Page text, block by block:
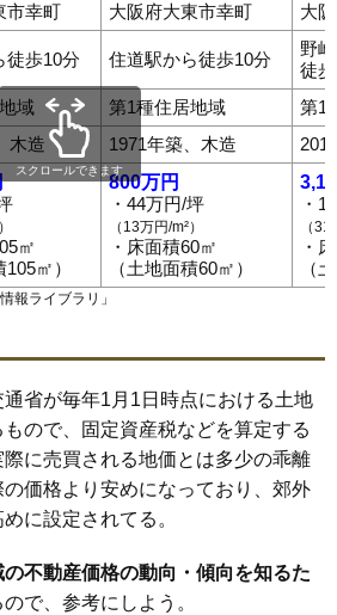
市幸町 大阪府大東市幸町 大
徒歩10分 住道駅から徒歩10分
野
徒
域 第1種住居地域
第1
木造 1971年築、木造
㎡
105㎡）
800万円
・44万円/坪
（13万円/m²）
・床面積60㎡
（土地面積60㎡）
・
（
・
（
スクロールできます
報ライブラリ 」
省が毎年1月1日時点における土地
ので、固定資産税などを算定する
に売買される地価とは多少の乖離
価格より安めになっており、郊外
に設定されてる。
の不動産価格の動向・傾向を知るた
ので、参考にしよう。